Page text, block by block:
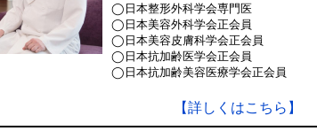
◯日本整形外科学会専門医
◯日本美容外科学会正会員
◯日本美容皮膚科学会正会員
◯日本抗加齢医学会正会員
◯日本抗加齢美容医療学会正会員
【詳しくはこちら】